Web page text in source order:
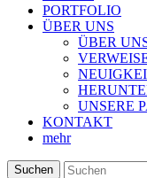
PORTFOLIO
ÜBER UNS
ÜBER
UNSERE
KONTAKT
mehr
Suchen